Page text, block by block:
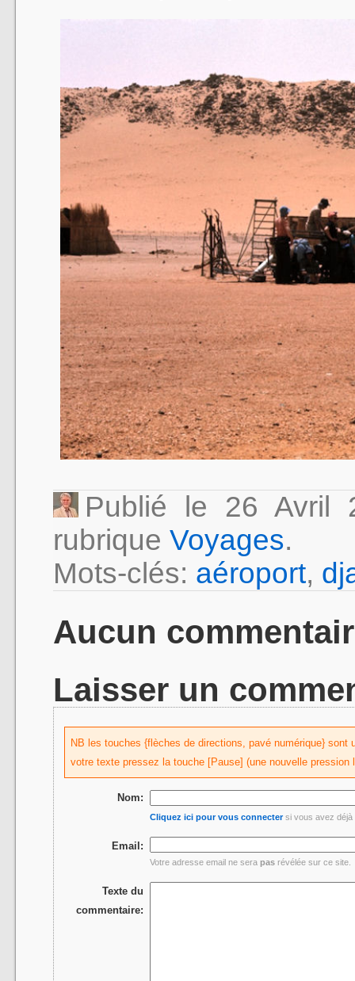
Publié le 26 Avril
rubrique Voyages.
Mots-clés: aéroport,
Aucun
Laisser un
NB les touches {flèches de directions, pavé numérique}
votre texte pressez la touche [Pause] (une nouvelle pression
Nom:
Cliquez ici pour vous connectersi vous avez déjà
Email:
Votre adresse email ne serapas révélée sur ce site.
Texte du
commentaire: